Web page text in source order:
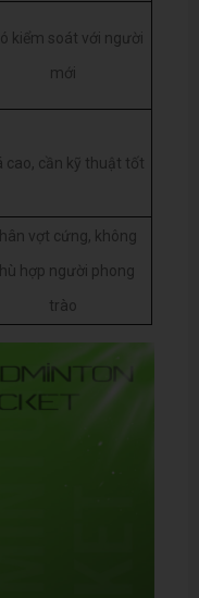
kiểm soát với người
mới
cao, cần kỹ thuật tốt
vợt cứng, không
hợp người phong
trào